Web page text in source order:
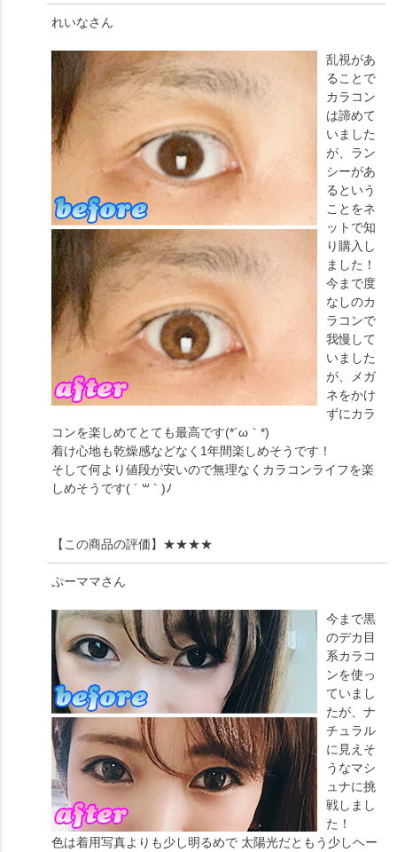
れいなさん
乱視があ
ることで
カラコン
は諦めて
いました
が、ラン
シーがあ
るという
ことをネ
ットで知
り購入し
ました！
今まで度
なしのカ
ラコンで
我慢して
いました
が、メガ
ネをかけ
ずにカラ
コンを楽しめてとても最高です(*´ω｀*)
着け心地も乾燥感などなく1年間楽しめそうです！
そして何より値段が安いので無理なくカラコンライフを楽
しめそうです( ´ ꒳ ` )ﾉ
【この商品の評価】 ★★★★
ぷーママさん
今まで黒
のデカ目
系カラコ
ンを使っ
ていまし
たが、ナ
チュラル
に見えそ
うなマシ
ュナに挑
戦しまし
た！
色は着用写真よりも少し明るめで 太陽光だともう少しヘー